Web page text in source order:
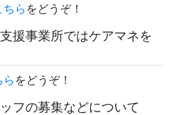
ちら をどうぞ！
援事業所ではケアマネを
らをどうぞ！
フの募集などについて